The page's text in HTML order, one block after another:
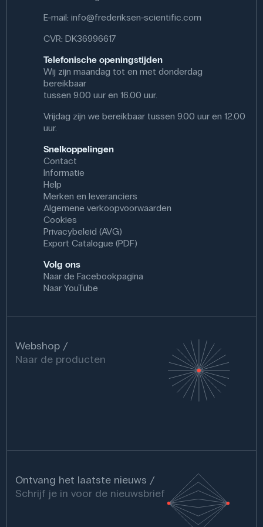
E-mail:info@frederiksen-scientific.com
CVR: DK36996617
Telefonische openingstijden
Wij zijn maandag tot en met donderdag
bereikbaar
tussen 9.00 uur en 16.00 uur.
Vrijdag zijn we bereikbaar tussen 9.00 uur en 12.00
uur.
Snelkoppelingen
Contact
Informatie
Help
Merken en leveranciers
Algemene verkoopvoorwaarden
Cookies
Privacybeleid (AVG)
Export Catalogue (PDF)
Volg ons
Naar de Facebookpagina
Naar YouTube
Webshop
Naar de producten
Ontvang het laatste nieuws
Schrijf je in voor de nieuwsbrief